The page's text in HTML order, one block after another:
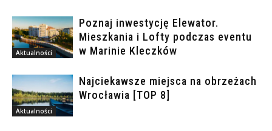
Aktualności
Poznaj inwestycję Elewator.
Mieszkania i Lofty podczas eventu
w Marinie Kleczków
Aktualności
Najciekawsze miejsca na obrzeżach
Wrocławia [TOP 8]